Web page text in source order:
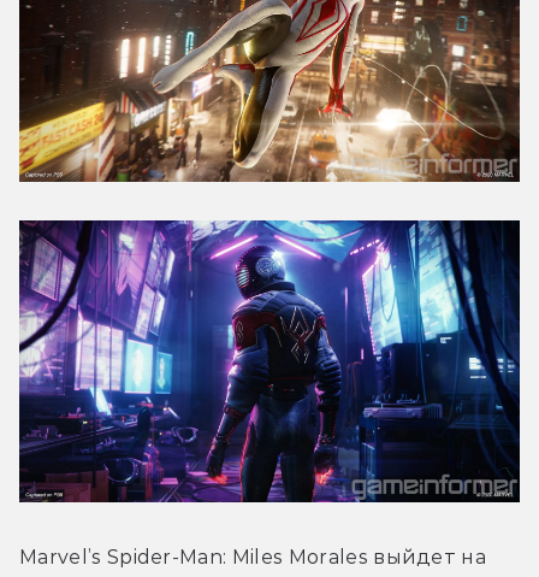
Marvel’s Spider-Man: Miles Morales выйдет на